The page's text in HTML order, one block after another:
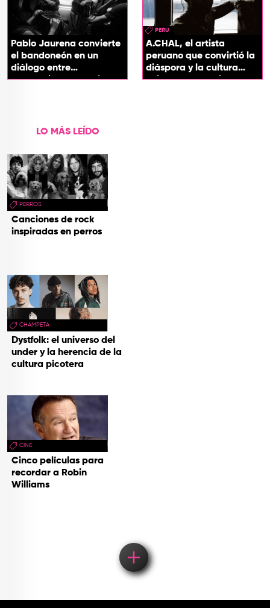
Pablo Jaurena convierte
el bandoneón en un
diálogo entre
generaciones con el
PERU
A.CHAL, el artista
peruano que convirtió la
diáspora y la cultura
chicha en su sonido
LO MÁS LEÍDO
PERROS
Canciones de rock
inspiradas en perros
CHAMPETA
Dystfolk: el universo del
under y la herencia de la
cultura picotera
CINE
Cinco películas para
recordar a Robin
Williams